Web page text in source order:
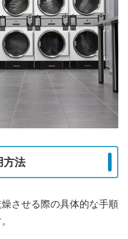
方法
させる際の具体的な手順